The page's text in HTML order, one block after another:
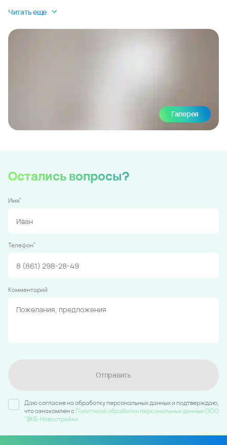
Читать еще
Галерея
Остались вопросы?
Имя*
Телефон*
Комментарий
Отправить
Даю согласие на обработку персональных данных и подтверждаю,
что ознакомлен c Политикой обработки персональных данных ООО
"ВКБ-Новостройки